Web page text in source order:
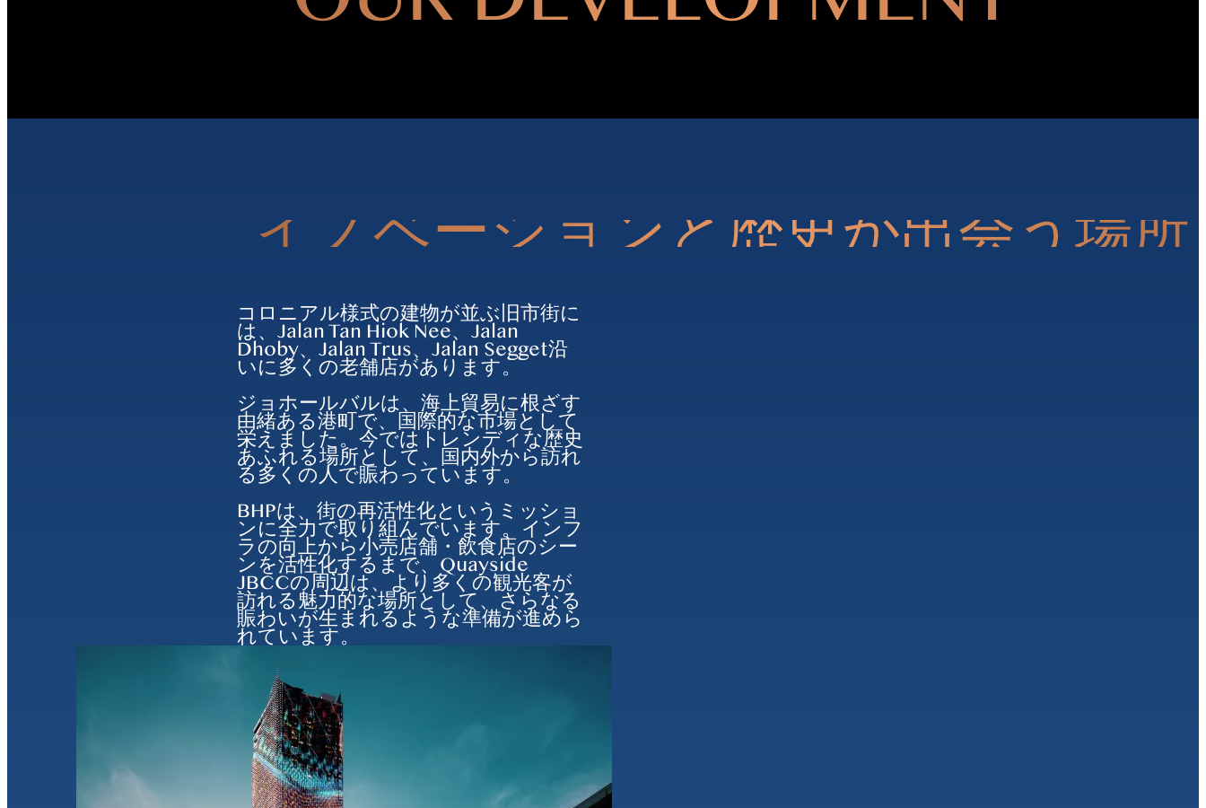
イノベーションと歴史が出会う場所
コロニアル様式の建物が並ぶ旧市街に
は、Jalan Tan Hiok Nee、Jalan
Dhoby、Jalan Trus、Jalan Segget沿
いに多くの老舗店があります。
ジョホールバルは、海上貿易に根ざす
由緒ある港町で、国際的な市場として
栄えました。今ではトレンディな歴史
あふれる場所として、国内外から訪れ
る多くの人で賑わっています。
BHPは、街の再活性化というミッショ
ンに全力で取り組んでいます。インフ
ラの向上から小売店舗・飲食店のシー
ンを活性化するまで、Quayside
JBCCの周辺は、より多くの観光客が
訪れる魅力的な場所として、さらなる
賑わいが生まれるような準備が進めら
れています。